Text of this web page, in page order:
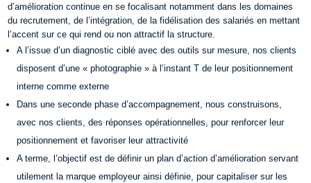
d’amélioration continue en se focalisant notamment dans les domaines
du recrutement, de l’intégration, de la fidélisation des salariés en mettant
l’accent sur ce qui rend ou non attractif la structure.
A l’issue d’un diagnostic ciblé avec des outils sur mesure, nos clients
disposent d’une « photographie » à l’instant T de leur positionnement
interne comme externe
Dans une seconde phase d’accompagnement, nous construisons,
avec nos clients, des réponses opérationnelles, pour renforcer leur
positionnement et favoriser leur attractivité
A terme, l’objectif est de définir un plan d’action d’amélioration servant
utilement la marque employeur ainsi définie, pour capitaliser sur les